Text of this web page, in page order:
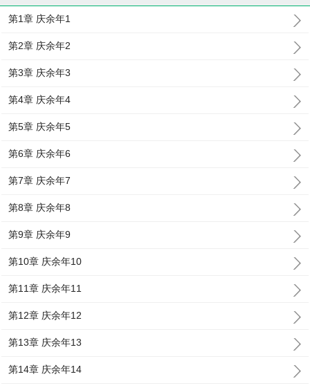
第1章 庆余年1
第2章 庆余年2
第3章 庆余年3
第4章 庆余年4
第5章 庆余年5
第6章 庆余年6
第7章 庆余年7
第8章 庆余年8
第9章 庆余年9
第10章 庆余年10
第11章 庆余年11
第12章 庆余年12
第13章 庆余年13
第14章 庆余年14